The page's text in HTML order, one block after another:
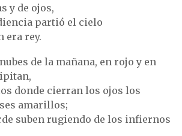
y de ojos,
partió el cielo
era rey.
de la mañana, en rojo y en
donde cierran los ojos los
amarillos;
suben rugiendo de los infiernos